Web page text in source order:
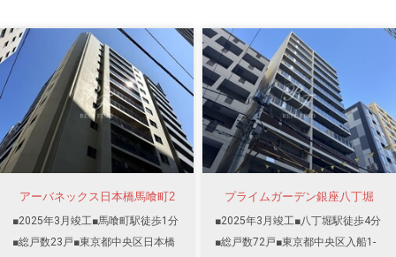
アーバネックス日本橋馬喰町2
■2025年3月竣工■馬喰町駅徒歩1分
■総戸数23戸■東京都中央区日本橋
プライムガーデン銀座八丁堀
■2025年3月竣工■八丁堀駅徒歩4分
■総戸数72戸■東京都中央区入船1-